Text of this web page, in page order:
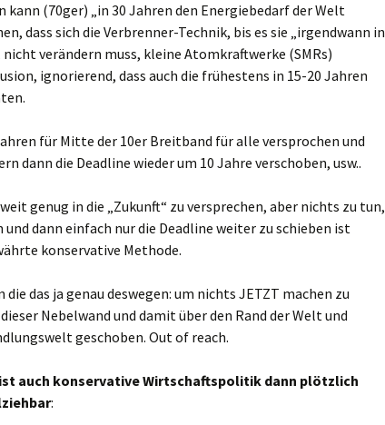
kann (70ger) „in 30 Jahren den Energiebedarf der Welt
dass sich die Verbrenner-Technik, bis es sie „irgendwann in
nicht verändern muss, kleine Atomkraftwerke (SMRs)
ignorierend, dass auch die frühestens in 15-20 Jahren
für Mitte der 10er Breitband für alle versprochen und
dann die Deadline wieder um 10 Jahre verschoben, usw..
genug in die „Zukunft“ zu versprechen, aber nichts zu tun,
dann einfach nur die Deadline weiter zu schieben ist
konservative Methode.
das ja genau deswegen: um nichts JETZT machen zu
Nebelwand und damit über den Rand der Welt und
geschoben. Out of reach.
auch konservative Wirtschaftspolitik dann plötzlich
: